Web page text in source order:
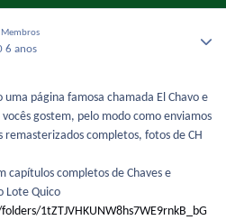
Membros
6 anos
página famosa chamada El Chavo e
gostem, pelo modo como enviamos
completos, fotos de CH
capítulos completos de Chaves e
Lote Quico
1tZTJVHKUNW8hs7WE9rnkB_bG